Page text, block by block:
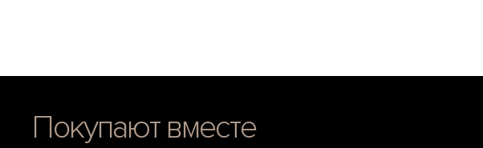
Покупают вместе